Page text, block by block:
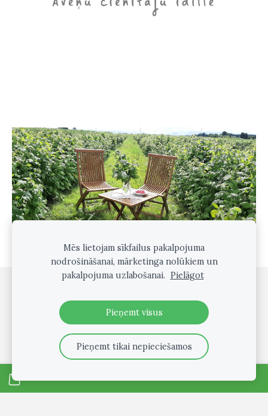
Iepazīsimies tuvāk - video par mums un mūsu ģimenes
kopiniciatīvu!
Mēs lietojam sīkfailus pakalpojuma
nodrošināšanai, mārketinga nolūkiem un
pakalpojuma uzlabošanai. Pielāgot
Pieņemt visus
Pieņemt tikai nepieciešamos